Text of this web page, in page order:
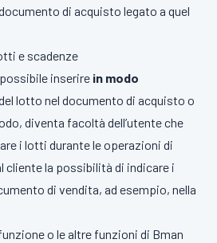
di acquisto legato a quel
e scadenze
inserire in modo
lotto nel documento di acquisto o
diventa facoltà dell’utente che
i lotti durante le operazioni di
cliente la possibilità di indicare i
di vendita, ad esempio, nella
o le altre funzioni di Bman